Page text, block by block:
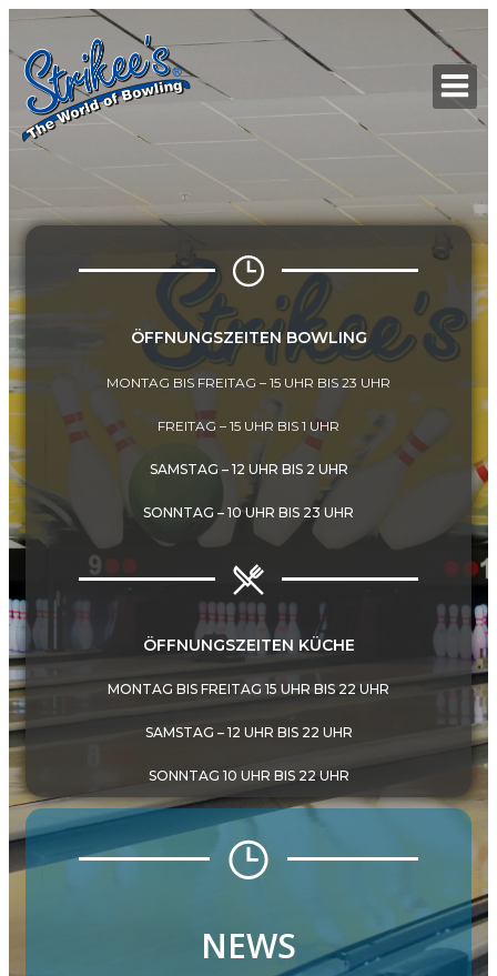
Inhalt
springen
ÖFFNUNGSZEITEN BOWLING
MONTAG BIS FREITAG – 15 UHR BIS 23 UHR
FREITAG – 15 UHR BIS 1 UHR
SAMSTAG – 12 UHR BIS 2 UHR
SONNTAG – 10 UHR BIS 23 UHR
ÖFFNUNGSZEITEN KÜCHE
MONTAG BIS FREITAG 15 UHR BIS 22 UHR
SAMSTAG – 12 UHR BIS 22 UHR
SONNTAG 10 UHR BIS 22 UHR
NEWS